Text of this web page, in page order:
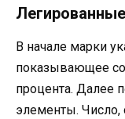
В начале марки
показывающее
процента. Далее
элементы.